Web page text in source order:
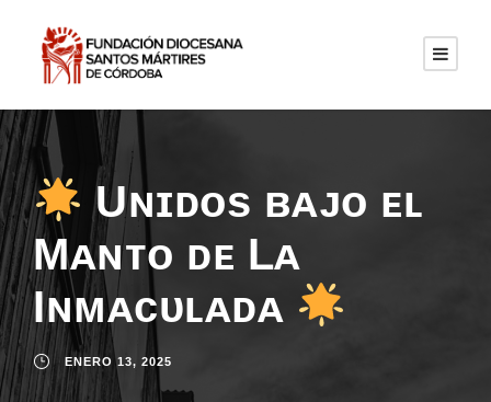
Uɴɪᴅᴏs ʙᴀᴊᴏ ᴇʟ
Mᴀɴᴛᴏ ᴅᴇ Lᴀ
Iɴᴍᴀᴄᴜʟᴀᴅᴀ
ENERO 13, 2025